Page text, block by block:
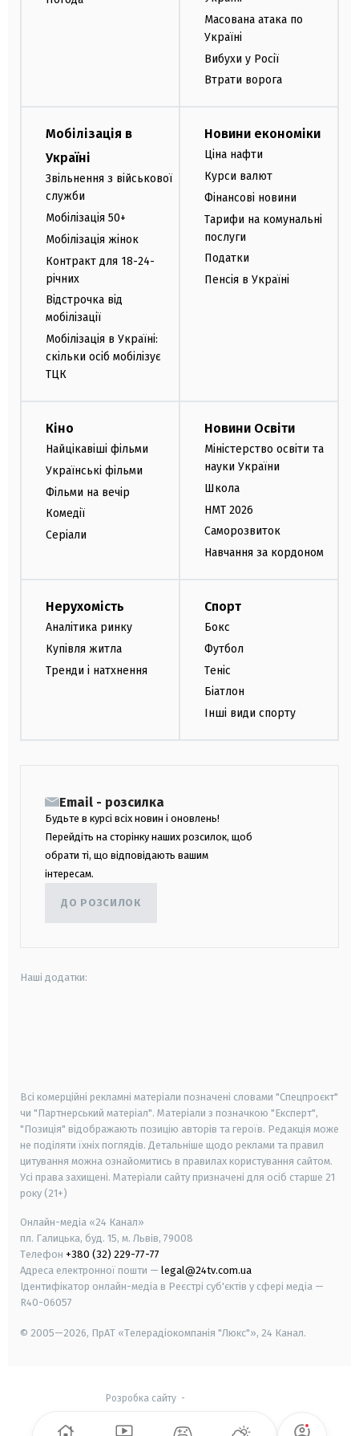
Масована атака по
Україні
Вибухи у Росії
Втрати ворога
Мобілізація в
Україні
Звільнення з військової
служби
Мобілізація 50+
Мобілізація жінок
Контракт для 18-24-
річних
Відстрочка від
мобілізації
Мобілізація в Україні:
скільки осіб мобілізує
ТЦК
Новини економіки
Ціна нафти
Курси валют
Фінансові новини
Тарифи на комунальні
послуги
Податки
Пенсія в Україні
Кіно
Найцікавіші фільми
Українські фільми
Фільми на вечір
Комедії
Серіали
Новини Освіти
Міністерство освіти та
науки України
Школа
НМТ 2026
Саморозвиток
Навчання за кордоном
Нерухомість
Аналітика ринку
Купівля житла
Тренди і натхнення
Спорт
Бокс
Футбол
Теніс
Біатлон
Інші види спорту
Email - розсилка
Будьте в курсі всіх новин і оновлень!
Перейдіть на сторінку наших розсилок, щоб
обрати ті, що відповідають вашим
інтересам.
ДО РОЗСИЛОК
Наші додатки:
Всі комерційні рекламні матеріали позначені словами "Спецпроєкт"
чи "Партнерський матеріал". Матеріали з позначкою "Експерт",
"Позиція" відображають позицію авторів та героїв. Редакція може
не поділяти їхніх поглядів. Детальніше щодо реклами та правил
цитування можна ознайомитись в правилах користування сайтом.
Усі права захищені. Матеріали сайту призначені для осіб старше 21
року (21+)
Онлайн-медіа «24 Канал»
пл. Галицька, буд. 15, м. Львів, 79008
Телефон +380 (32) 229-77-77
Адреса електронної пошти — legal@24tv.com.ua
Ідентифікатор онлайн-медіа в Реєстрі суб'єктів у сфері медіа —
R40-06057
© 2005—2026, ПрАТ «Телерадіокомпанія "Люкс"», 24 Канал.
Розробка сайту-